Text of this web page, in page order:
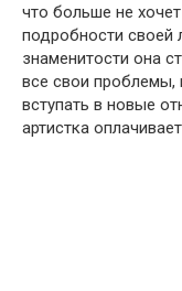
что больше не
подробности своей
знаменитости она
все свои проблемы,
вступать в новые
артистка